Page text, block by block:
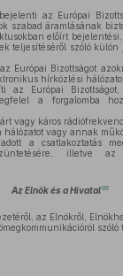
az Európai
szabad áramlásának
előírt
teljesítéséről szóló
Európai Bizottságot
hírközlési
az Európai
a forgalomba
vagy káros
hálózatot vagy annak
a csatlakoztatás
illetve az
Az Elnök és a Hivatal95
az Elnökről,